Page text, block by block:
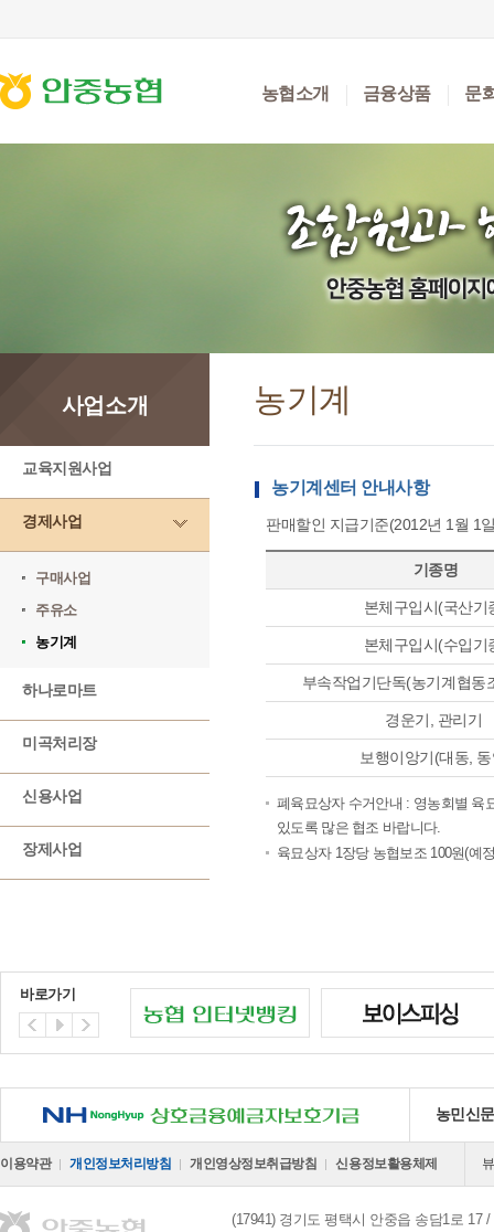
농협소개 금융상품 문
사업소개
교육지원사업
경제사업
구매사업
주유소
농기계
하나로마트
미곡처리장
신용사업
장제사업
농기계
농기계센터 안내사항
판매할인 지급기준(2012년 1월 1
기종명
본체구입시(국산기
본체구입시(수입기
부속작업기단독(농기계협동
경운기, 관리기
보행이앙기(대동,
폐육묘상자 수거안내 : 영농회별 육
있도록 많은 협조 바랍니다.
육묘상자 1장당 농협보조 100원(예
바로가기
NH 상호금융예금자보호기금 농민신
이용약관 개인정보처리방침 개인영상정보취급방침 신용정보활용체제
(17941) 경기도 평택시 안중읍 송담1로 17